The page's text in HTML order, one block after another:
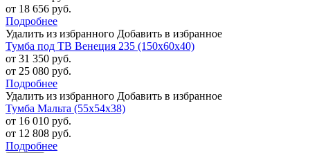
от 18 656 руб.
Подробнее
Удалить из избранного Добавить в избранное
Тумба под ТВ Венеция 235 (150х60х40)
от 31 350 руб.
от 25 080 руб.
Подробнее
Удалить из избранного Добавить в избранное
Тумба Мальта (55х54х38)
от 16 010 руб.
от 12 808 руб.
Подробнее